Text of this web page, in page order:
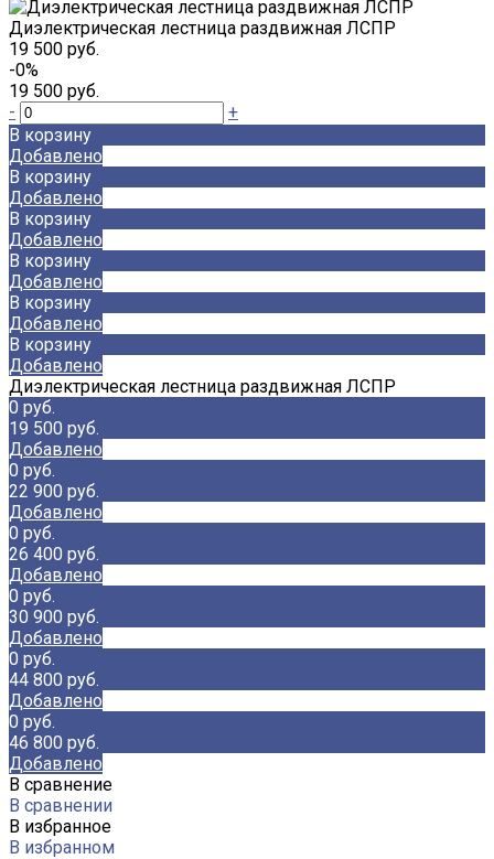
Диэлектрическая лестница раздвижная ЛСПР
19 500 руб.
-0%
19 500 руб.
-
+
В корзину
Добавлено
В корзину
Добавлено
В корзину
Добавлено
В корзину
Добавлено
В корзину
Добавлено
В корзину
Добавлено
Диэлектрическая лестница раздвижная ЛСПР
0 руб.
19 500 руб.
Добавлено
0 руб.
22 900 руб.
Добавлено
0 руб.
26 400 руб.
Добавлено
0 руб.
30 900 руб.
Добавлено
0 руб.
44 800 руб.
Добавлено
0 руб.
46 800 руб.
Добавлено
В сравнение
В сравнении
В избранное
В избранном